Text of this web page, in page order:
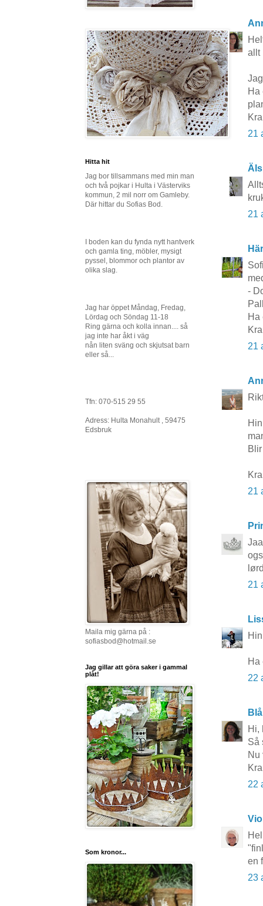
allt
Ha
21
21
-
Ha
21
21
21
Ha
22
Hi,
Så
Nu
22
en
23
Hitta hit
Jag bor tillsammans med min man
och två pojkar i Hulta i Västerviks
kommun, 2 mil norr om Gamleby.
Där hittar du Sofias Bod.
I boden kan du fynda nytt hantverk
och gamla ting, möbler, mysigt
pyssel, blommor och plantor av
olika slag.
Jag har öppet Måndag, Fredag,
Lördag och Söndag 11-18
Ring gärna och kolla innan.... så
jag inte har åkt i väg
nån liten sväng och skjutsat barn
eller så...
Tfn: 070-515 29 55
Adress: Hulta Monahult , 59475
Edsbruk
Maila mig gärna på :
sofiasbod@hotmail.se
Jag gillar att göra saker i gammal
plåt!
Som kronor...